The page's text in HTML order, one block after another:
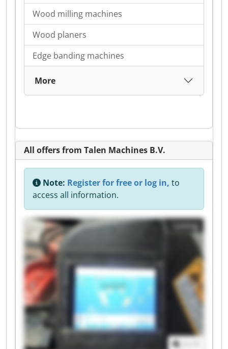
Wood milling machines
Wood planers
Edge banding machines
More
All offers from Talen Machines B.V.
Note: Register for free or log in, to
access all information.
Listing